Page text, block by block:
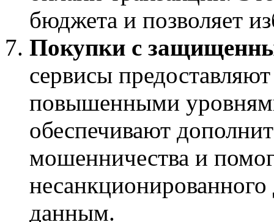
бюджета и позволяет
Покупки с
сервисы
повышенными
обеспечивают
мошенничества и
данным.